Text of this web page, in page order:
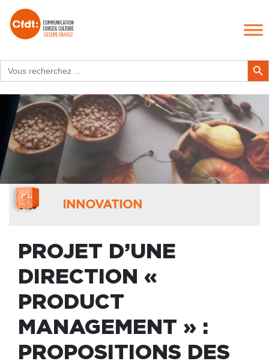
for:
Search
INNOVATION
PROJET D’UNE
DIRECTION «
PRODUCT
MANAGEMENT » :
PROPOSITIONS DES